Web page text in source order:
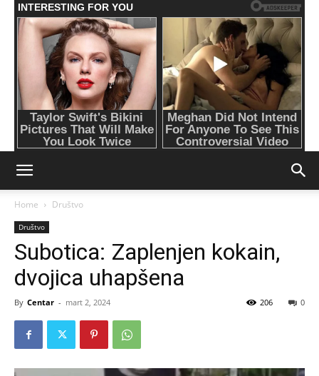
Home Društvo
Društvo
Subotica: Zaplenjen kokain,
dvojica uhapšena
By Centar - mart 2, 2024 0
206